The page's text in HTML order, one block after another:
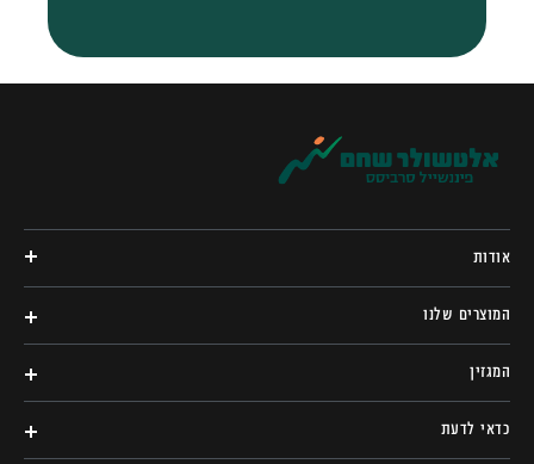
אודות
המוצרים שלנו
המגזין
כדאי לדעת